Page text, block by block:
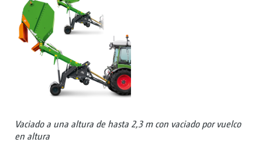
Vaciado a una altura de hasta 2,3 m con vaciado por vuelco
en altura